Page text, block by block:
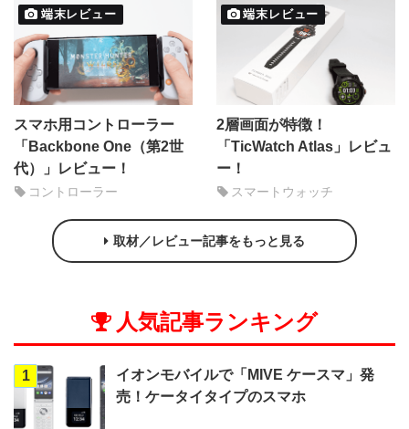
端末レビュー
スマホ用コントローラー
「Backbone One（第2世
代）」レビュー！
コントローラー
端末レビュー
2層画面が特徴！
「TicWatch Atlas」レビュ
ー！
スマートウォッチ
取材／レビュー記事をもっと見る
人気記事ランキング
1
イオンモバイルで「MIVE ケースマ」発
売！ケータイタイプのスマホ